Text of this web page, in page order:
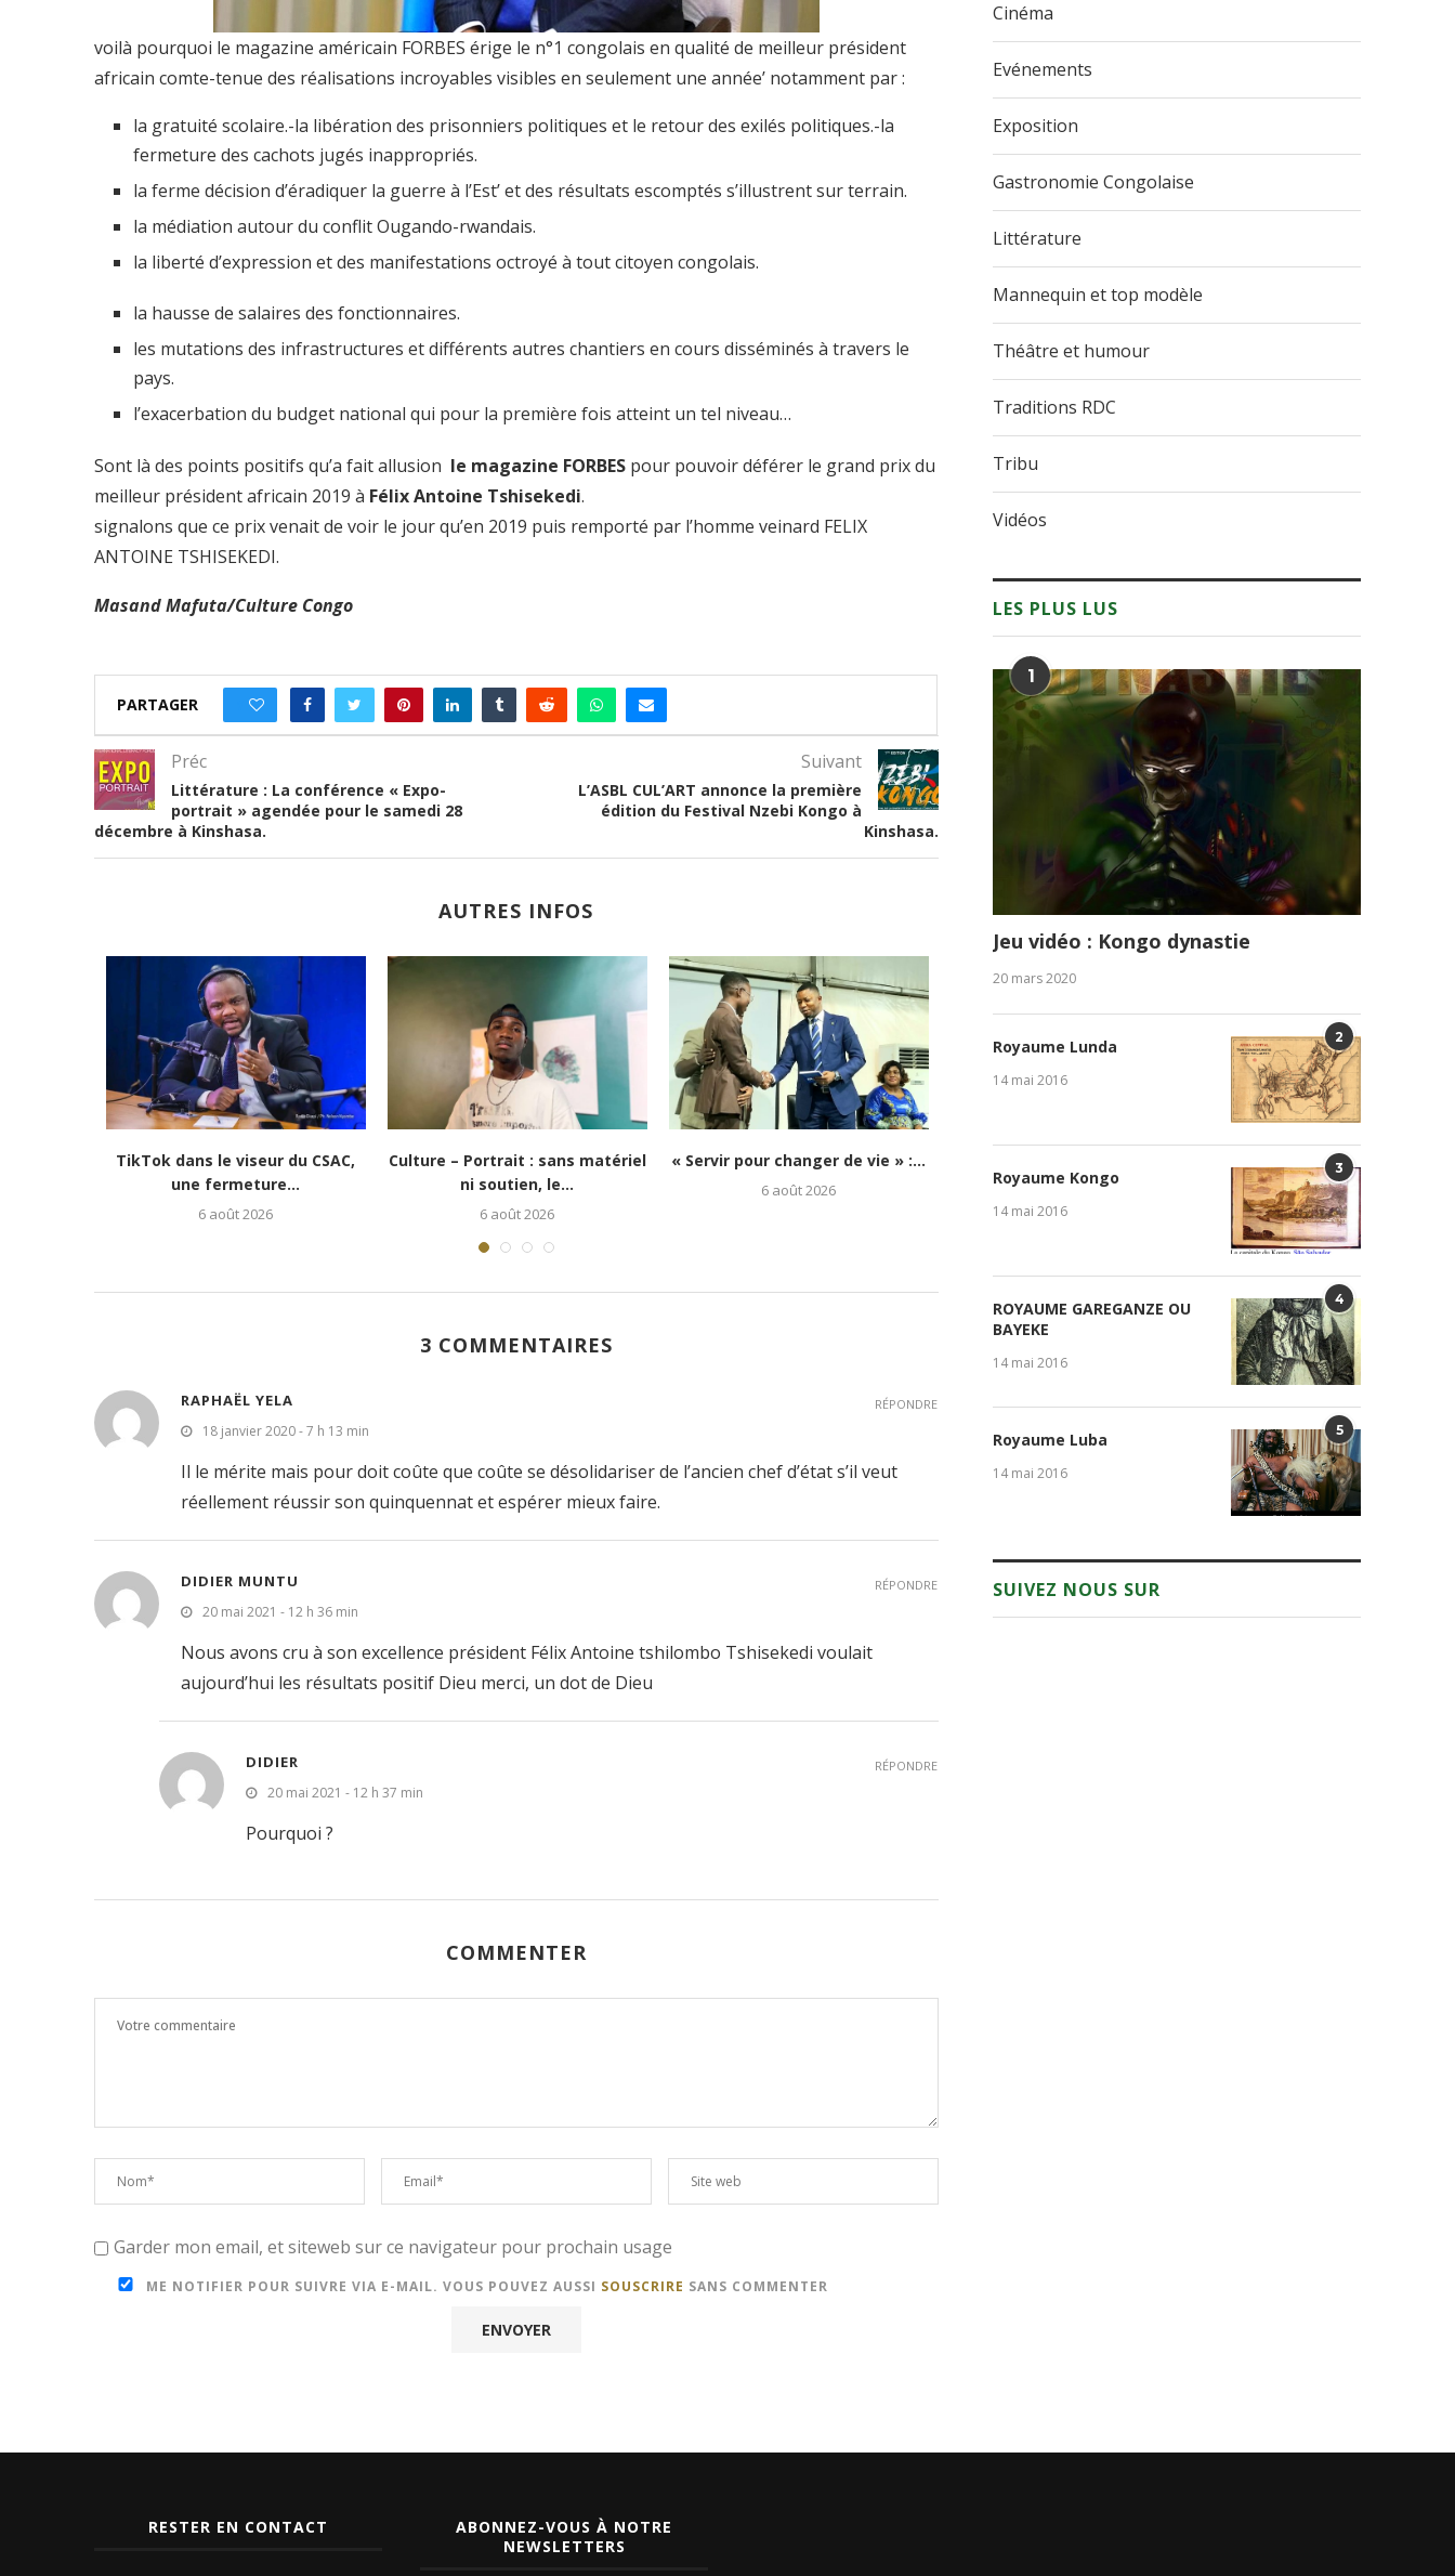
voilà pourquoi le magazine américain FORBES érige le n°1 congolais en qualité de meilleur président
africain comte-tenue des réalisations incroyables visibles en seulement une année’ notamment par :
la gratuité scolaire.-la libération des prisonniers politiques et le retour des exilés politiques.-la
fermeture des cachots jugés inappropriés.
la ferme décision d’éradiquer la guerre à l’Est’ et des résultats escomptés s’illustrent sur terrain.
la médiation autour du conflit Ougando-rwandais.
la liberté d’expression et des manifestations octroyé à tout citoyen congolais.
la hausse de salaires des fonctionnaires.
les mutations des infrastructures et différents autres chantiers en cours disséminés à travers le
pays.
l’exacerbation du budget national qui pour la première fois atteint un tel niveau…
Sont là des points positifs qu’a fait allusion le magazine FORBES pour pouvoir déférer le grand prix du
meilleur président africain 2019 à Félix Antoine Tshisekedi.
signalons que ce prix venait de voir le jour qu’en 2019 puis remporté par l’homme veinard FELIX
ANTOINE TSHISEKEDI.
Masand Mafuta/Culture Congo
PARTAGER
Préc
Littérature : La conférence « Expo-
portrait » agendée pour le samedi 28
décembre à Kinshasa.
Suivant
L’ASBL CUL’ART annonce la première
édition du Festival Nzebi Kongo à
Kinshasa.
AUTRES INFOS
Culture-Portrait : Cena Toth, un
jeune rappeur déterminé...
5 août 2026
Lubumbashi : Kongo 26Street
redonne espoir aux enfants...
5 août 2026
Festival Congo Mboka Vibe : la
jeunesse kinoise...
congolaise refuse l’oubli et...
1 août 2026
Table de Yaya : Entre
responsabilités précoces
31 juillet 2026
3 COMMENTAIRES
RAPHAËL YELA
18 janvier 2020 - 7 h 13 min
Il le mérite mais pour doit coûte que coûte se désolidariser de l’ancien chef d’état s’il veut
réellement réussir son quinquennat et espérer mieux faire.
RÉPONDRE
DIDIER MUNTU
20 mai 2021 - 12 h 36 min
Nous avons cru à son excellence président Félix Antoine tshilombo Tshisekedi voulait
aujourd’hui les résultats positif Dieu merci, un dot de Dieu
RÉPONDRE
DIDIER
20 mai 2021 - 12 h 37 min
Pourquoi ?
RÉPONDRE
COMMENTER
Garder mon email, et siteweb sur ce navigateur pour prochain usage
ME NOTIFIER POUR SUIVRE VIA E-MAIL. VOUS POUVEZ AUSSI SOUSCRIRE SANS COMMENTER
Cinéma
Evénements
Exposition
Gastronomie Congolaise
Littérature
Mannequin et top modèle
Théâtre et humour
Traditions RDC
Tribu
Vidéos
LES PLUS LUS
1
Jeu vidéo : Kongo dynastie
20 mars 2020
2
Royaume Lunda
14 mai 2016
3
Royaume Kongo
14 mai 2016
4
ROYAUME GAREGANZE OU
BAYEKE
14 mai 2016
5
Royaume Luba
14 mai 2016
SUIVEZ NOUS SUR
RESTER EN CONTACT
ABONNEZ-VOUS À NOTRE
NEWSLETTERS